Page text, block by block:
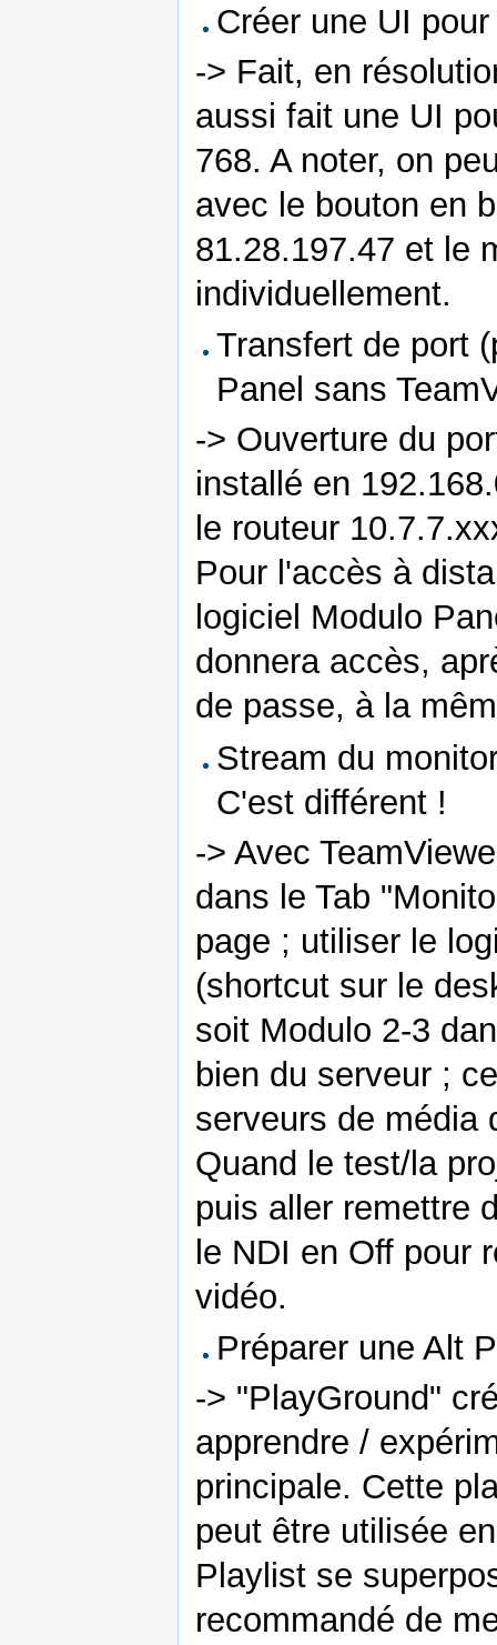
Créer une UI
-> Fait, en
aussi fait une UI
768. A noter, on
avec le bouton en
81.28.197.47 et le
individuellement.
Transfert de port
Panel sans
-> Ouverture du
installé en
le routeur
Pour l'accès à
logiciel Modulo
donnera accès,
de passe, à la
Stream du
C'est différent !
-> Avec
dans le Tab
page ; utiliser le
(shortcut sur le
soit Modulo 2-3
bien du serveur ;
serveurs de média
Quand le test/la
puis aller remettre
le NDI en Off pour
vidéo.
Préparer une Alt
-> "PlayGround"
apprendre /
principale. Cette
peut être utilisée
Playlist se
recommandé de